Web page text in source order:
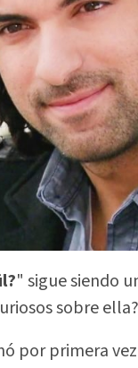
" sigue siendo
sobre
por primera